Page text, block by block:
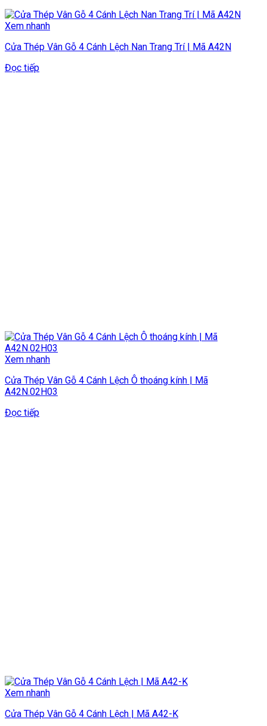
Xem nhanh
Cửa Thép Vân Gỗ 4 Cánh Lệch Nan Trang Trí | Mã A42N
Đọc tiếp
Xem nhanh
Cửa Thép Vân Gỗ 4 Cánh Lệch Ô thoáng kính | Mã
A42N.02H03
Đọc tiếp
Xem nhanh
Cửa Thép Vân Gỗ 4 Cánh Lệch | Mã A42-K